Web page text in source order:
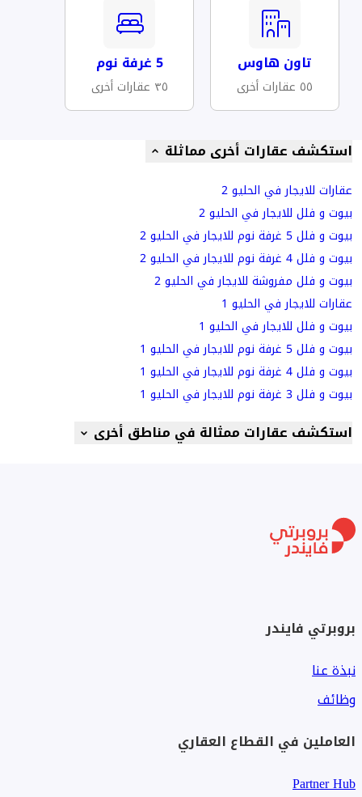
تاون هاوس
٥٥ عقارات أخرى
5 غرفة نوم
٣٥ عقارات أخرى
استكشف عقارات أخرى مماثلة
عقارات للايجار في الحليو 2
بيوت و فلل للايجار في الحليو 2
بيوت و فلل 5 غرفة نوم للايجار في الحليو 2
بيوت و فلل 4 غرفة نوم للايجار في الحليو 2
بيوت و فلل مفروشة للايجار في الحليو 2
عقارات للايجار في الحليو 1
بيوت و فلل للايجار في الحليو 1
بيوت و فلل 5 غرفة نوم للايجار في الحليو 1
بيوت و فلل 4 غرفة نوم للايجار في الحليو 1
بيوت و فلل 3 غرفة نوم للايجار في الحليو 1
استكشف عقارات ممثالة في مناطق أخرى
بروبرتي فايندر
نبذة عنا
وظائف
العاملين في القطاع العقاري
Partner Hub